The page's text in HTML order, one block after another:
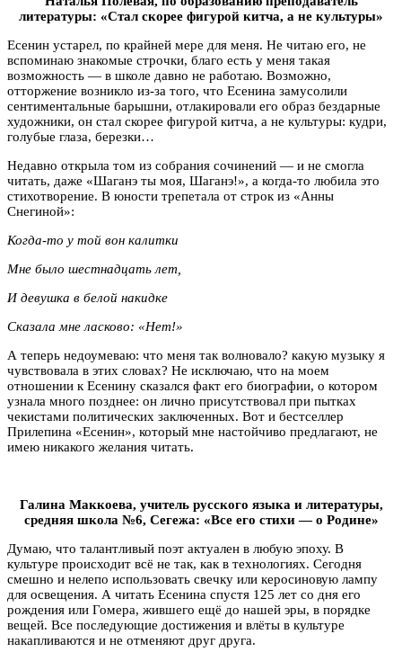
литературы: «Стал скорее фигурой китча, а не культуры»
Есенин устарел, по крайней мере для меня. Не читаю его, не
вспоминаю знакомые строчки, благо есть у меня такая
возможность — в школе давно не работаю. Возможно,
отторжение возникло из-за того, что Есенина замусолили
сентиментальные барышни, отлакировали его образ бездарные
художники, он стал скорее фигурой китча, а не культуры: кудри,
голубые глаза, березки…
Недавно открыла том из собрания сочинений — и не смогла
читать, даже «Шаганэ ты моя, Шаганэ!», а когда-то любила это
стихотворение. В юности трепетала от строк из «Анны
Снегиной»:
Когда-то у той вон калитки
Мне было шестнадцать лет,
И девушка в белой накидке
Сказала мне ласково: «Нет!»
А теперь недоумеваю: что меня так волновало? какую музыку я
чувствовала в этих словах? Не исключаю, что на моем
отношении к Есенину сказался факт его биографии, о котором
узнала много позднее: он лично присутствовал при пытках
чекистами политических заключенных. Вот и бестселлер
Прилепина «Есенин», который мне настойчиво предлагают, не
имею никакого желания читать.
Галина Маккоева, учитель русского языка и литературы,
средняя школа №6, Сегежа: «Все его стихи — о Родине»
Думаю, что талантливый поэт актуален в любую эпоху. В
культуре происходит всё не так, как в технологиях. Сегодня
смешно и нелепо использовать свечку или керосиновую лампу
для освещения. А читать Есенина спустя 125 лет со дня его
рождения или Гомера, жившего ещё до нашей эры, в порядке
вещей. Все последующие достижения и влёты в культуре
накапливаются и не отменяют друг друга.